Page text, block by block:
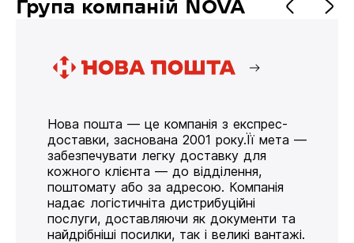
Група компаній NOVA
Нова пошта — це компанія з експрес-
доставки, заснована 2001 року.Її мета —
забезпечувати легку доставку для
кожного клієнта — до відділення,
поштомату або за адресою. Компанія
надає логістичніта дистрибуційні
послуги, доставляючи як документи та
найдрібніші посилки, так і великі вантажі.